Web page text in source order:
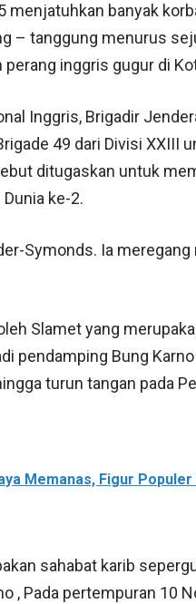
banyak
– tanggung menurus
inggris gugur di
Inggris, Brigadir
49 dari Divisi XXIII
ditugaskan untuk
ke-2.
Symonds. Ia
Slamet yang
pendamping Bung
turun tangan pada
Memanas, Figur
sahabat karib
, Pada pertempuran 10